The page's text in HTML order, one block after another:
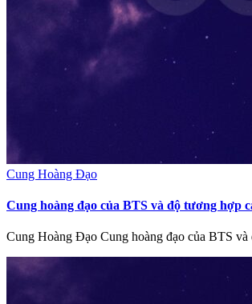
Cung Hoàng Đạo
Cung hoàng đạo của BTS và độ tương hợp
Cung Hoàng Đạo Cung hoàng đạo của BTS